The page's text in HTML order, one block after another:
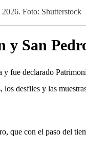
Foto: Shutterstock
y San
y fue declarado
desfiles y las
que con el paso del